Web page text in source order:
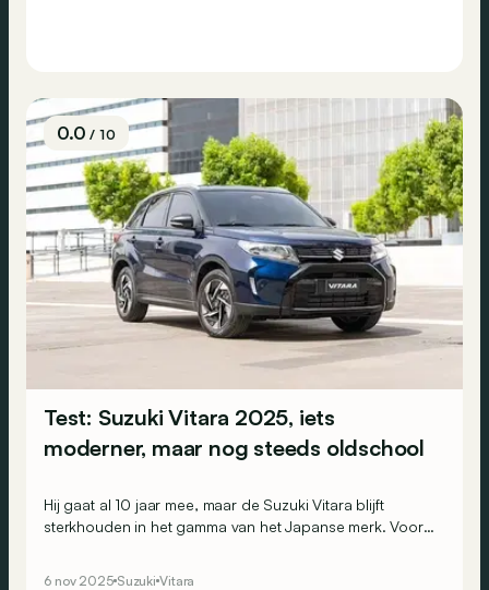
0.0/ 10
Test: Suzuki Vitara 2025, iets
moderner, maar nog steeds oldschool
Hij gaat al 10 jaar mee, maar de Suzuki Vitara blijft
sterkhouden in het gamma van het Japanse merk. Voor
6 nov 2025 Suzuki Vitara